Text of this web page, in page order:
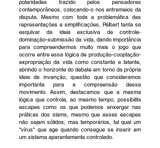
polaridades trazido pelos pensadores
contemporâneos, colocando-o nos entremeios da
disputa. Mesmo com toda a problemática das
representações e simplificações, Pélbart tenta se
esquivar da ideia exclusiva de controle-
dominação-submissão da vida, dando importância
para compreendermos muito mais o jogo que
ocorre entre essa lógica de produção-cooptação-
expropriação da vida como constante e latente,
abrindo o horizonte do debate em torno da própria
ideia de invenção, questão que consideramos
importante para a compreensão desse
movimento. Assim, destacamos que a mesma
lógica que controla, ao mesmo tempo, possibilita
escapes como os que podemos enxergar nas
práticas dos slams, mesmo que esses escapes
não sejam sólidos, mas temporários, tal qual um
"vírus" que age quando consegue se inserir em
um sistema aparentemente controlado.